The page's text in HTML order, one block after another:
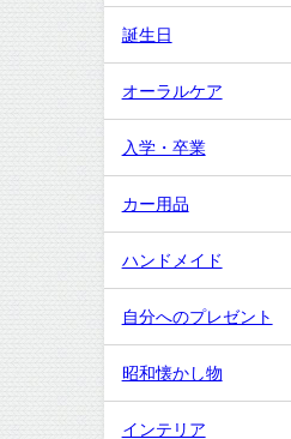
誕生日
オーラルケア
入学・卒業
カー用品
ハンドメイド
自分へのプレゼント
昭和懐かし物
インテリア